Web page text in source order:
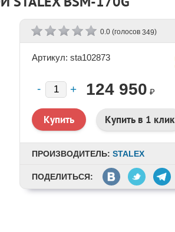
0.0 (голосов 349)
Артикул: sta102873
124 950 ₽
Купить в 1 клик
ПРОИЗВОДИТЕЛЬ: STALEX
ПОДЕЛИТЬСЯ: